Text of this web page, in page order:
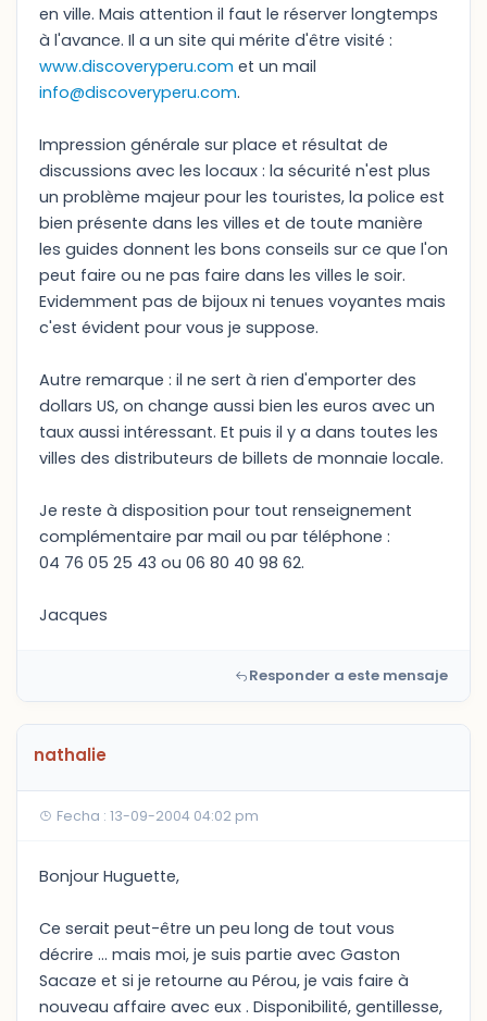
en ville. Mais attention il faut le réserver longtemps
à l'avance. Il a un site qui mérite d'être visité :
www.discoveryperu.com et un mail
info@discoveryperu.com.
Impression générale sur place et résultat de
discussions avec les locaux : la sécurité n'est plus
un problème majeur pour les touristes, la police est
bien présente dans les villes et de toute manière
les guides donnent les bons conseils sur ce que l'on
peut faire ou ne pas faire dans les villes le soir.
Evidemment pas de bijoux ni tenues voyantes mais
c'est évident pour vous je suppose.
Autre remarque : il ne sert à rien d'emporter des
dollars US, on change aussi bien les euros avec un
taux aussi intéressant. Et puis il y a dans toutes les
villes des distributeurs de billets de monnaie locale.
Je reste à disposition pour tout renseignement
complémentaire par mail ou par téléphone :
04 76 05 25 43 ou 06 80 40 98 62.
Jacques
Responder a este mensaje
nathalie
Fecha : 13-09-2004 04:02 pm
Bonjour Huguette,
Ce serait peut-être un peu long de tout vous
décrire ... mais moi, je suis partie avec Gaston
Sacaze et si je retourne au Pérou, je vais faire à
nouveau affaire avec eux . Disponibilité, gentillesse,